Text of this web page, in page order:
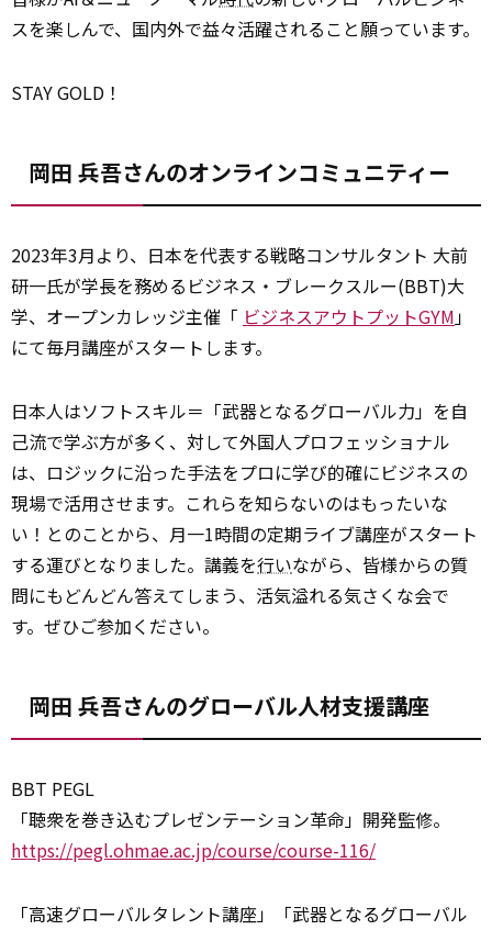
スを楽しんで、国内外で益々活躍されること願っています。
STAY GOLD！
岡田 兵吾さんのオンラインコミュニティー
2023年3月より、日本を代表する戦略コンサルタント 大前
研一氏が学長を務めるビジネス・ブレークスルー(BBT)大
学、オープンカレッジ主催「 ビジネスアウトプットGYM」
にて毎月講座がスタートします。
日本人はソフトスキル＝「武器となるグローバル力」を自
己流で学ぶ方が多く、対して外国人プロフェッショナル
は、ロジックに沿った手法をプロに学び的確にビジネスの
現場で活用させます。これらを知らないのはもったいな
い！とのことから、月一1時間の定期ライブ講座がスタート
する運びとなりました。講義を行いながら、皆様からの質
問にもどんどん答えてしまう、活気溢れる気さくな会で
す。ぜひご参加ください。
岡田 兵吾さんのグローバル人材支援講座
BBT PEGL
「聴衆を巻き込むプレゼンテーション革命」開発監修。
https://pegl.ohmae.ac.jp/course/course-116/
「高速グローバルタレント講座」「武器となるグローバル